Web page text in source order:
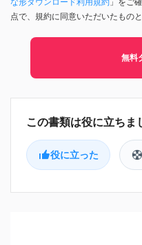
点で、規約に同意いただいたもの
無料
役に立った